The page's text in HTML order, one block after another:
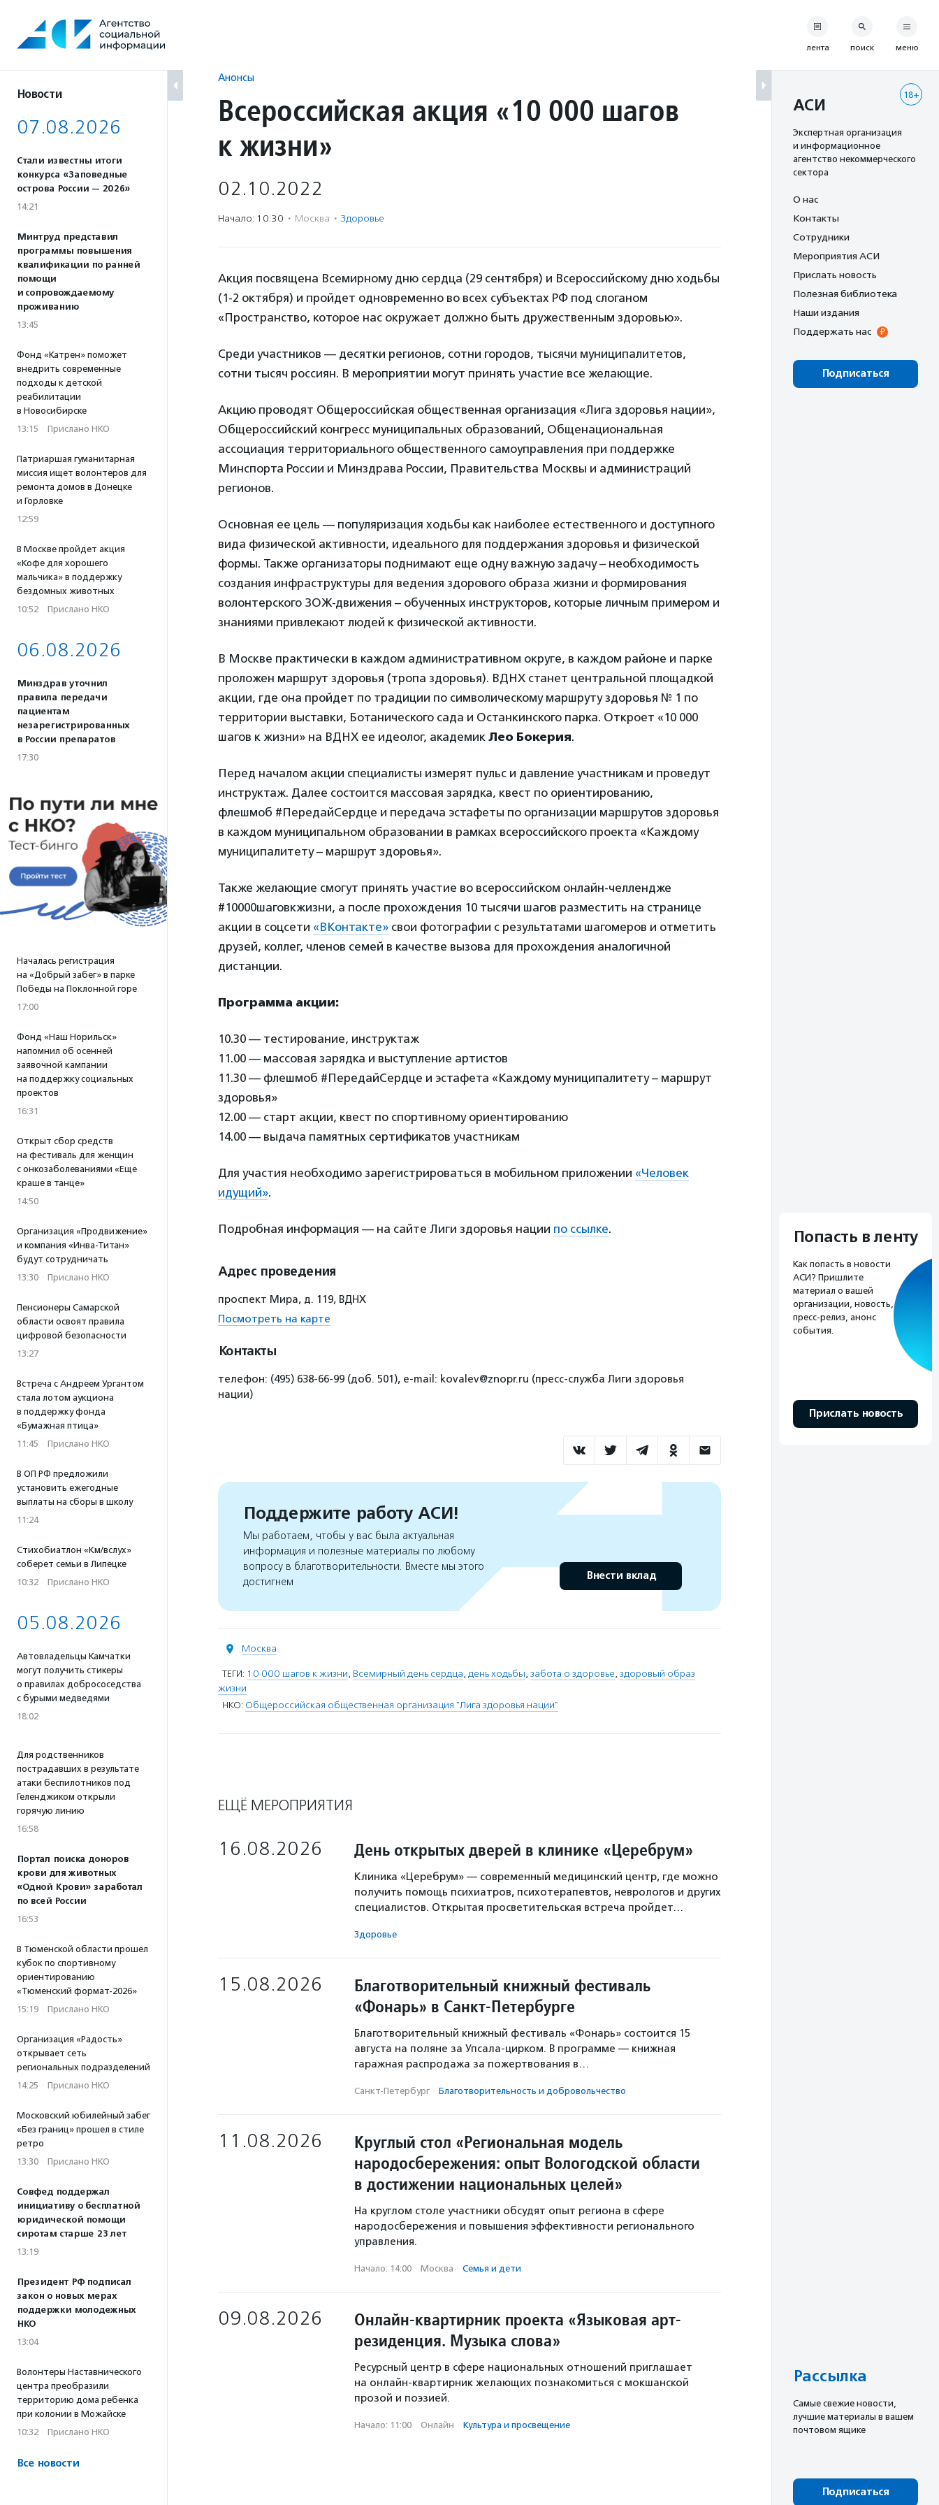
содержанию
Новости
07.08.2026
Стали известны итоги
конкурса «Заповедные
острова России — 2026»
14:21
Минтруд представил
программы повышения
квалификации по ранней
помощи
и сопровождаемому
проживанию
13:45
Фонд «Катрен» поможет
внедрить современные
подходы к детской
реабилитации
в Новосибирске
13:15 · Прислано НКО
Патриаршая гуманитарная
миссия ищет волонтеров для
ремонта домов в Донецке
и Горловке
12:59
В Москве пройдет акция
«Кофе для хорошего
мальчика» в поддержку
бездомных животных
10:52 · Прислано НКО
06.08.2026
Минздрав уточнил
правила передачи
пациентам
незарегистрированных
в России препаратов
17:30
Началась регистрация
на «Добрый забег» в парке
Победы на Поклонной горе
17:00
Фонд «Наш Норильск»
напомнил об осенней
заявочной кампании
на поддержку социальных
проектов
16:31
Открыт сбор средств
на фестиваль для женщин
с онкозаболеваниями «Еще
краше в танце»
14:50
Организация «Продвижение»
и компания «Инва-Титан»
будут сотрудничать
13:30 · Прислано НКО
Пенсионеры Самарской
области освоят правила
цифровой безопасности
13:27
Встреча с Андреем Ургантом
стала лотом аукциона
в поддержку фонда
«Бумажная птица»
11:45 · Прислано НКО
В ОП РФ предложили
установить ежегодные
выплаты на сборы в школу
11:24
Стихобиатлон «Км/вслух»
соберет семьи в Липецке
10:32 · Прислано НКО
05.08.2026
Автовладельцы Камчатки
могут получить стикеры
о правилах добрососедства
с бурыми медведями
18:02
Для родственников
пострадавших в результате
атаки беспилотников под
Геленджиком открыли
горячую линию
16:58
Портал поиска доноров
крови для животных
«Одной Крови» заработал
по всей России
16:53
В Тюменской области прошел
кубок по спортивному
ориентированию
«Тюменский формат-2026»
15:19 · Прислано НКО
Организация «Радость»
открывает сеть
региональных подразделений
14:25 · Прислано НКО
Московский юбилейный забег
«Без границ» прошел в стиле
ретро
13:30 · Прислано НКО
Совфед поддержал
инициативу о бесплатной
юридической помощи
сиротам старше 23 лет
13:19
Президент РФ подписал
закон о новых мерах
поддержки молодежных
НКО
13:04
Волонтеры Наставнического
центра преобразили
территорию дома ребенка
при колонии в Можайске
10:32 · Прислано НКО
Все новости
Анонсы
Всероссийская акция «10 000 шагов
к жизни»
02.10.2022
Начало: 10:30 · Москва · Здоровье
Акция посвящена Всемирному дню сердца (29 сентября) и Всероссийскому дню ходьбы
(1-2 октября) и пройдет одновременно во всех субъектах РФ под слоганом
«Пространство, которое нас окружает должно быть дружественным здоровью».
Среди участников — десятки регионов, сотни городов, тысячи муниципалитетов,
сотни тысяч россиян. В мероприятии могут принять участие все желающие.
Акцию проводят Общероссийская общественная организация «Лига здоровья нации»,
Общероссийский конгресс муниципальных образований, Общенациональная
ассоциация территориального общественного самоуправления при поддержке
Минспорта России и Минздрава России, Правительства Москвы и администраций
регионов.
Основная ее цель — популяризация ходьбы как наиболее естественного и доступного
вида физической активности, идеального для поддержания здоровья и физической
формы. Также организаторы поднимают еще одну важную задачу – необходимость
создания инфраструктуры для ведения здорового образа жизни и формирования
волонтерского ЗОЖ-движения – обученных инструкторов, которые личным примером и
знаниями привлекают людей к физической активности.
В Москве практически в каждом административном округе, в каждом районе и парке
проложен маршрут здоровья (тропа здоровья). ВДНХ станет центральной площадкой
акции, где она пройдет по традиции по символическому маршруту здоровья № 1 по
территории выставки, Ботанического сада и Останкинского парка. Откроет «10 000
шагов к жизни» на ВДНХ ее идеолог, академик Лео Бокерия.
Перед началом акции специалисты измерят пульс и давление участникам и проведут
инструктаж. Далее состоится массовая зарядка, квест по ориентированию,
флешмоб #ПередайСердце и передача эстафеты по организации маршрутов здоровья
в каждом муниципальном образовании в рамках всероссийского проекта «Каждому
муниципалитету – маршрут здоровья».
Также желающие смогут принять участие во всероссийском онлайн-челлендже
#10000шаговкжизни, а после прохождения 10 тысячи шагов разместить на странице
акции в соцсети «ВКонтакте» свои фотографии с результатами шагомеров и отметить
друзей, коллег, членов семей в качестве вызова для прохождения аналогичной
дистанции.
Программа акции:
10.30 — тестирование, инструктаж
11.00 — массовая зарядка и выступление артистов
11.30 — флешмоб #ПередайСердце и эстафета «Каждому муниципалитету – маршрут
здоровья»
12.00 — старт акции, квест по спортивному ориентированию
14.00 — выдача памятных сертификатов участникам
Для участия необходимо зарегистрироваться в мобильном приложении «Человек
идущий».
Подробная информация — на сайте Лиги здоровья нации по ссылке.
Адрес проведения
проспект Мира, д. 119, ВДНХ
Посмотреть на карте
Контакты
телефон: (495) 638-66-99 (доб. 501), e-mail: kovalev@znopr.ru (пресс-служба Лиги здоровья
нации)
Поддержите работу АСИ!
Мы работаем, чтобы у вас была актуальная
информация и полезные материалы по любому
вопросу в благотворительности. Вместе мы этого
достигнем
Внести вклад
Москва
ТЕГИ: 10 000 шагов к жизни, Всемирный день сердца, день ходьбы, забота о здоровье, здоровый образ
жизни
НКО: Общероссийская общественная организация "Лига здоровья нации"
ЕЩЁ МЕРОПРИЯТИЯ
16.08.2026 День открытых дверей в клинике «Церебрум»
Клиника «Церебрум» — современный медицинский центр, где можно
получить помощь психиатров, психотерапевтов, неврологов и других
специалистов. Открытая просветительская встреча пройдет…
Здоровье
15.08.2026
Благотворительный книжный фестиваль
«Фонарь» в Санкт-Петербурге
Благотворительный книжный фестиваль «Фонарь» состоится 15
августа на поляне за Упсала-цирком. В программе — книжная
гаражная распродажа за пожертвования в…
Санкт-Петербург · Благотвори­тель­ность и доброволь­чест­во
11.08.2026
Круглый стол «Региональная модель
народосбережения: опыт Вологодской области
в достижении национальных целей»
На круглом столе участники обсудят опыт региона в сфере
народосбережения и повышения эффективности регионального
управления.
Начало: 14:00 · Москва · Семья и дети
09.08.2026
Онлайн-квартирник проекта «Языковая арт-
резиденция. Музыка слова»
Ресурсный центр в сфере национальных отношений приглашает
на онлайн-квартирник желающих познакомиться с мокшанской
прозой и поэзией.
Начало: 11:00 · Онлайн · Культура и просвещение
лента поиск меню
18+
АСИ
Экспертная организация
и информационное
агентство некоммерческого
сектора
О нас
Контакты
Сотрудники
Мероприятия АСИ
Прислать новость
Полезная библиотека
Наши издания
Поддержать нас
Подписаться
Попасть в ленту
Как попасть в новости
АСИ? Пришлите
материал о вашей
организации, новость,
пресс-релиз, анонс
события.
Прислать новость
Рассылка
Cамые свежие новости,
лучшие материалы в вашем
почтовом ящике
Подписаться